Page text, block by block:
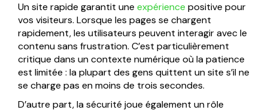
Un site rapide garantit une expérience positive pour
vos visiteurs. Lorsque les pages se chargent
rapidement, les utilisateurs peuvent interagir avec le
contenu sans frustration. C’est particulièrement
critique dans un contexte numérique où la patience
est limitée : la plupart des gens quittent un site s’il ne
se charge pas en moins de trois secondes.
D’autre part, la sécurité joue également un rôle